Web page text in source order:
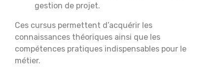
gestion de projet.
Ces cursus permettent d’acquérir les
connaissances théoriques ainsi que les
compétences pratiques indispensables pour le
métier.